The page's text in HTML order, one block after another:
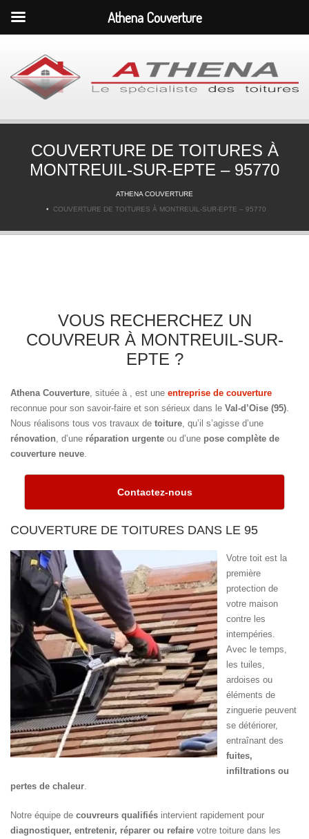
COUVERTURE DE TOITURES À
MONTREUIL-SUR-EPTE – 95770
ATHENA COUVERTURE
COUVERTURE DE TOITURES À MONTREUIL-SUR-EPTE – 95770
VOUS RECHERCHEZ UN
COUVREUR À MONTREUIL-SUR-
EPTE ?
Athena Couverture , située à , est une entreprise de couverture
reconnue pour son savoir-faire et son sérieux dans le Val-d’Oise (95)
Nous réalisons tous vos travaux de toiture , qu’il s’agisse d’une
rénovation , d’une réparation urgente ou d’une pose complète de
couverture neuve
Contactez-nous
COUVERTURE DE TOITURES DANS LE 95
Votre toit est la
première
protection de
votre maison
contre les
intempéries.
Avec le temps,
les tuiles,
ardoises ou
éléments de
zinguerie peuvent
se détériorer,
entraînant des
fuites,
infiltrations ou
pertes de chaleur.
Notre équipe de couvreurs qualifiés intervient rapidement pour
diagnostiquer, entretenir, réparer ou refaire votre toiture dans les
Athena Couverture